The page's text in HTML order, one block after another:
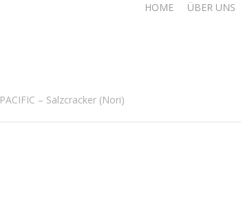
HOME ÜBER UNS
PACIFIC – Salzcracker (Nori)